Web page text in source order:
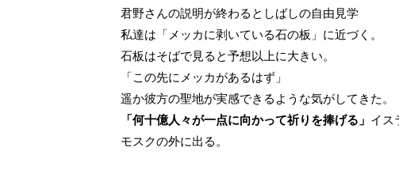
君野さんの説明が終わるとしばしの自由見学
私達は「メッカに剥いている石の板」に近づく。
石板はそばで見ると予想以上に大きい。
「この先にメッカがあるはず」
遥か彼方の聖地が実感できるような気がしてきた。
「何十億人々が一点に向かって祈りを捧げる」 イス
モスクの外に出る。